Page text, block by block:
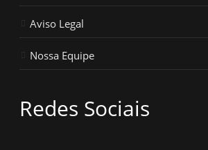
Aviso Legal
Nossa Equipe
Redes Sociais